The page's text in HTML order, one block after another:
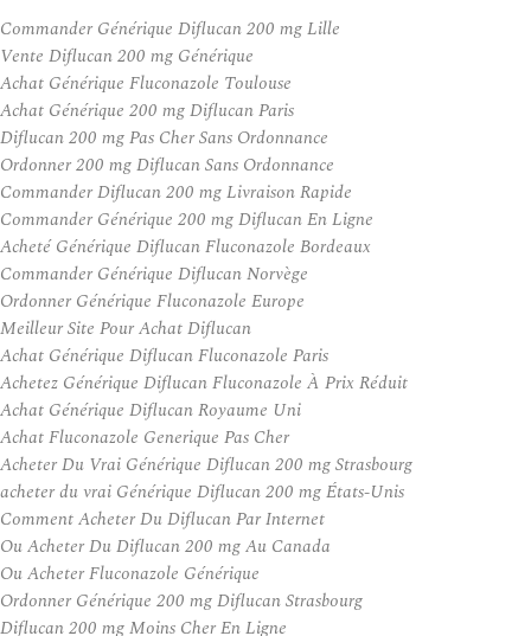
Commander Générique Diflucan 200 mg Lille
Vente Diflucan 200 mg Générique
Achat Générique Fluconazole Toulouse
Achat Générique 200 mg Diflucan Paris
Diflucan 200 mg Pas Cher Sans Ordonnance
Ordonner 200 mg Diflucan Sans Ordonnance
Commander Diflucan 200 mg Livraison Rapide
Commander Générique 200 mg Diflucan En Ligne
Acheté Générique Diflucan Fluconazole Bordeaux
Commander Générique Diflucan Norvège
Ordonner Générique Fluconazole Europe
Meilleur Site Pour Achat Diflucan
Achat Générique Diflucan Fluconazole Paris
Achetez Générique Diflucan Fluconazole À Prix Réduit
Achat Générique Diflucan Royaume Uni
Achat Fluconazole Generique Pas Cher
Acheter Du Vrai Générique Diflucan 200 mg Strasbourg
acheter du vrai Générique Diflucan 200 mg États-Unis
Comment Acheter Du Diflucan Par Internet
Ou Acheter Du Diflucan 200 mg Au Canada
Ou Acheter Fluconazole Générique
Ordonner Générique 200 mg Diflucan Strasbourg
Diflucan 200 mg Moins Cher En Ligne